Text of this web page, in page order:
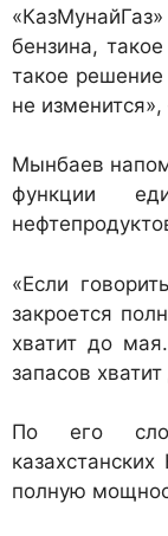
бензина,
такое
не
Мынбаев
функции
«Если
закроется
хватит до
запасов
По его
полную